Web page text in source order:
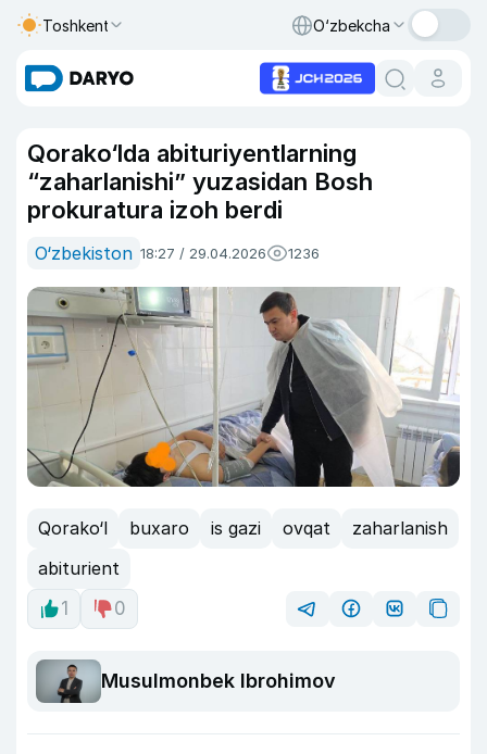
Toshkent O‘zbekcha
Qorako‘lda abituriyentlarning
“zaharlanishi” yuzasidan Bosh
prokuratura izoh berdi
O‘zbekiston 18:27 / 29.04.2026 1236
Qorako‘l buxaro is gazi ovqat
zaharlanish
abiturient
1
0
Musulmonbek Ibrohimov